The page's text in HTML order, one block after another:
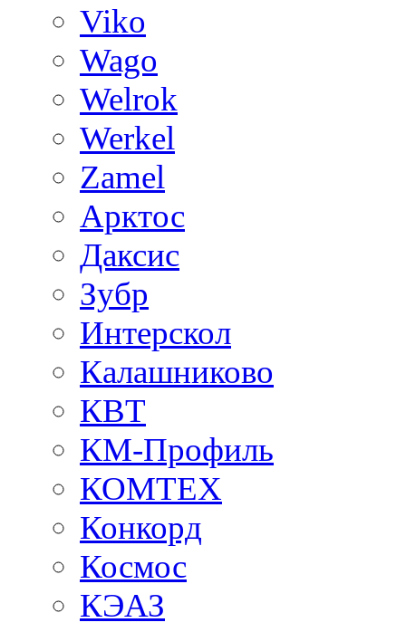
Viko
Wago
Welrok
Werkel
Zamel
Арктос
Даксис
Зубр
Интерскол
Калашниково
КВТ
КМ-Профиль
КОМТЕХ
Конкорд
Космос
КЭАЗ